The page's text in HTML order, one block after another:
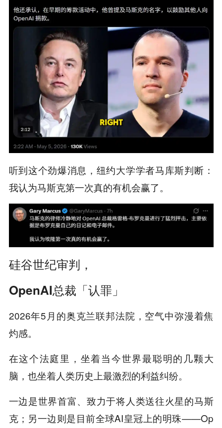
听到这个劲爆消息，纽约大学学者马库斯判断：
我认为马斯克第一次真的有机会赢了。
硅谷世纪审判，
OpenAI总裁「认罪」
2026年5月的奥克兰联邦法院，空气中弥漫着焦
灼感。
在这个法庭里，坐着当今世界最聪明的几颗大
脑，也坐着人类历史上最激烈的利益纠纷。
一边是世界首富、致力于将人类送往火星的马斯
克；另一边则是目前全球AI皇冠上的明珠——Op